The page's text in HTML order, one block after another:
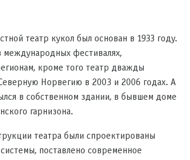
театр кукол был основан в 1933 году.
международных фестивалях,
кроме того театр дважды
Норвегию в 2003 и 2006 годах. А
в собственном здании, в бывшем доме
гарнизона.
театра были спроектированы
поставлено современное